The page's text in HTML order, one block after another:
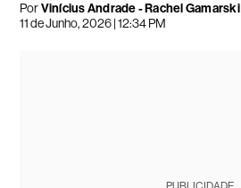
PorVinícius Andrade - Rachel Gamarski
11 de Junho, 2026 | 12:34 PM